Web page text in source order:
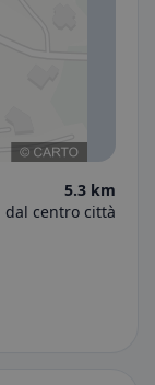
5.3 km
dal centro città